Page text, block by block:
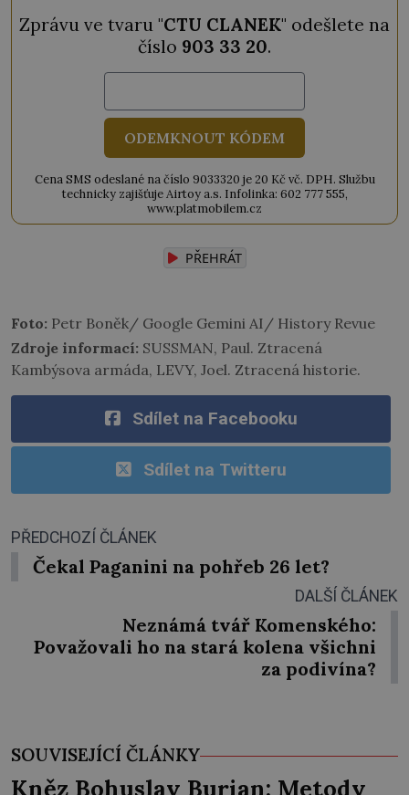
Zprávu ve tvaru "CTU CLANEK" odešlete na
číslo 903 33 20.
ODEMKNOUT KÓDEM
Cena SMS odeslané na číslo 9033320 je 20 Kč vč. DPH. Službu
technicky zajišťuje Airtoy a.s. Infolinka: 602 777 555,
www.platmobilem.cz
PŘEHRÁT
Foto: Petr Boněk/ Google Gemini AI/ History Revue
Zdroje informací: SUSSMAN, Paul. Ztracená
Kambýsova armáda, LEVY, Joel. Ztracená historie.
Sdílet na Facebooku
Sdílet na Twitteru
PŘEDCHOZÍ ČLÁNEK
Čekal Paganini na pohřeb 26 let?
DALŠÍ ČLÁNEK
Neznámá tvář Komenského:
Považovali ho na stará kolena všichni
za podivína?
SOUVISEJÍCÍ ČLÁNKY
Kněz Bohuslav Burian: Metody